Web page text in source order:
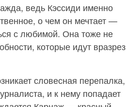
ведь Кэссиди именно
о чем он мечтает —
с любимой. Она тоже не
которые идут вразрез
словесная перепалка,
и к нему попадает